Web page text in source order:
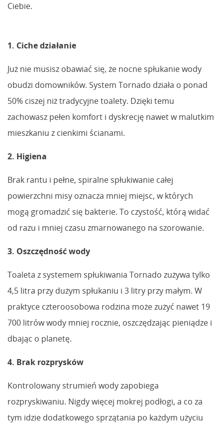
Ciebie.
1. Ciche działanie
Już nie musisz obawiać się, że nocne spłukanie wody
obudzi domowników. System Tornado działa o ponad
50% ciszej niż tradycyjne toalety. Dzięki temu
zachowasz pełen komfort i dyskrecję nawet w malutkim
mieszkaniu z cienkimi ścianami.
2. Higiena
Brak rantu i pełne, spiralne spłukiwanie całej
powierzchni misy oznacza mniej miejsc, w których
mogą gromadzić się bakterie. To czystość, którą widać
od razu i mniej czasu zmarnowanego na szorowanie.
3. Oszczędność wody
Toaleta z systemem spłukiwania Tornado zużywa tylko
4,5 litra przy dużym spłukaniu i 3 litry przy małym. W
praktyce czteroosobowa rodzina może zużyć nawet 19
700 litrów wody mniej rocznie, oszczędzając pieniądze i
dbając o planetę.
4. Brak rozprysków
Kontrolowany strumień wody zapobiega
rozpryskiwaniu. Nigdy więcej mokrej podłogi, a co za
tym idzie dodatkowego sprzątania po każdym użyciu